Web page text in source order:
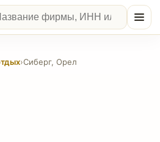
›Сиберг, Орел